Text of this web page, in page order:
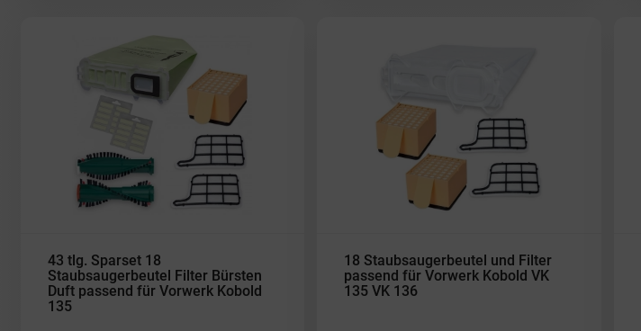
43 tlg. Sparset 18
Staubsaugerbeutel Filter Bürsten
Duft passend für Vorwerk Kobold
135
18 Staubsaugerbeutel und Filter
passend für Vorwerk Kobold VK
135 VK 136